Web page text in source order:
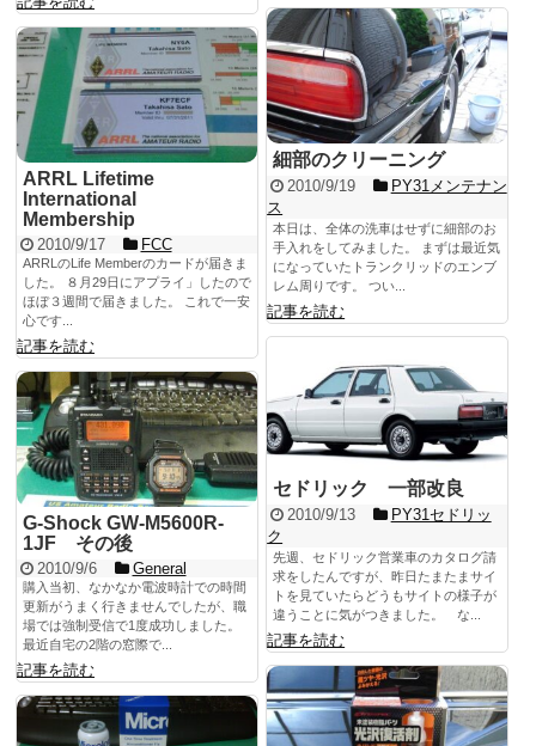
細部のクリーニング
2010/9/19
PY31メンテナン
ス
本日は、全体の洗車はせずに細部のお
手入れをしてみました。 まずは最近気
になっていたトランクリッドのエンブ
レム周りです。 つい...
記事を読む
ARRL Lifetime
International
Membership
2010/9/17 FCC
ARRLのLife Memberのカードが届きま
した。 ８月29日にアプライ」したので
ほぼ３週間で届きました。 これで一安
心です...
記事を読む
セドリック 一部改良
2010/9/13
PY31セドリッ
ク
先週、セドリック営業車のカタログ請
求をしたんですが、昨日たまたまサイ
トを見ていたらどうもサイトの様子が
違うことに気がつきました。 な...
記事を読む
G-Shock GW-M5600R-
1JF その後
2010/9/6 General
購入当初、なかなか電波時計での時間
更新がうまく行きませんでしたが、職
場では強制受信で1度成功しました。
最近自宅の2階の窓際で...
記事を読む